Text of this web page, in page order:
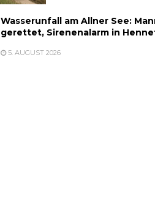
Wasserunfall am Allner See:
gerettet, Sirenenalarm in
5. AUGUST 2026